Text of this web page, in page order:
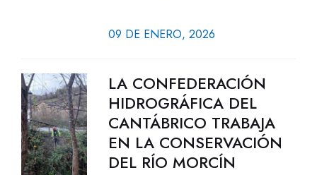
09 DE ENERO, 2026
LA CONFEDERACIÓN
HIDROGRÁFICA DEL
CANTÁBRICO TRABAJA
EN LA CONSERVACIÓN
DEL RÍO MORCÍN